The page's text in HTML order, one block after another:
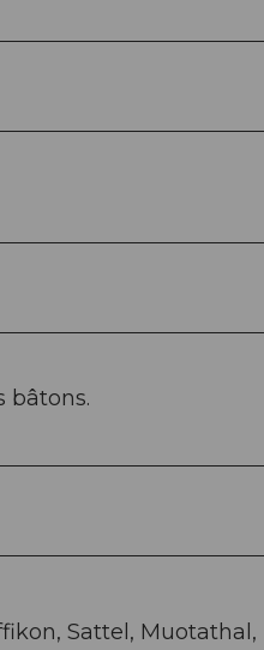
bâtons.
Sattel, Muotathal,